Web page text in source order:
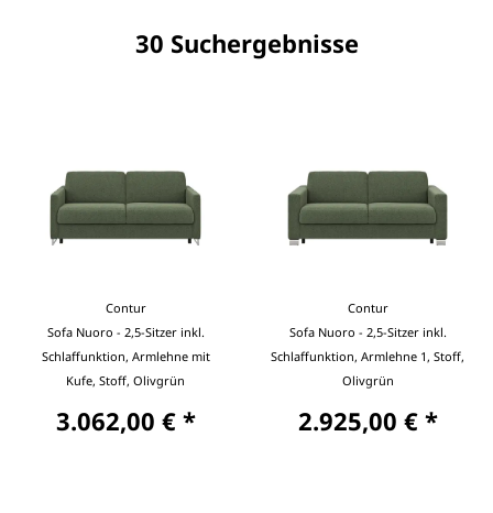
30 Suchergebnisse
Contur
Sofa Nuoro - 2,5-Sitzer inkl.
Schlaffunktion, Armlehne mit
Kufe, Stoff, Olivgrün
3.062,00 € *
Contur
Sofa Nuoro - 2,5-Sitzer inkl.
Schlaffunktion, Armlehne 1, Stoff,
Olivgrün
2.925,00 € *